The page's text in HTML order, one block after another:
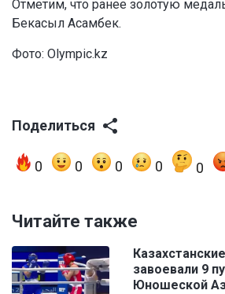
Отметим, что ранее золотую
Бекасыл Асамбек.
Фото: Olympic.kz
Поделиться
0 0 0 0 0
Читайте также
завоевали 9
Юношеской